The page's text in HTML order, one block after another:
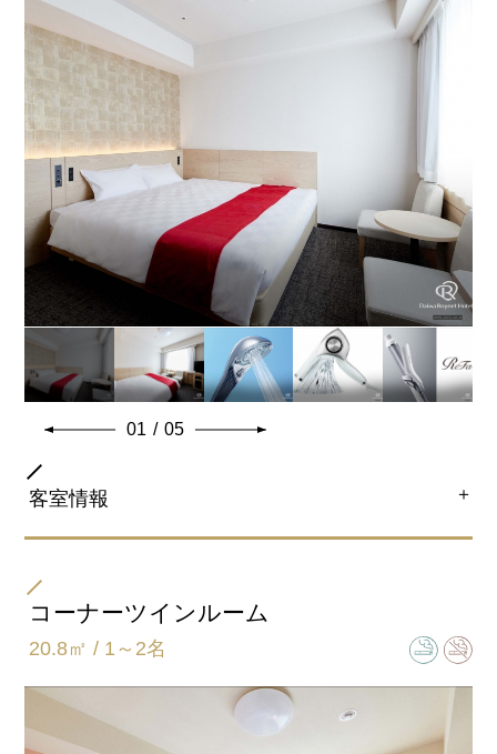
バスタイプ
ユニットバス
特徴
40インチ液晶テレビ
3つのReFa製品でワンランク上の美しさを体感できる！
・ReFa FINE BUBBLE S(シャワーヘッド)
・ReFa BEAUTECH DRYER PRO(ドライヤー)
・ReFa BEAUTECH CURL IRON(カールアイロン)
2階～8階の角部屋に位置しています。
※ベビーベッド・エキストラベッドの設置ができないお
部屋タイプでございます。
共通客室設備・アメニティ
01 / 05
客室情報 ＋
ダブル
168cmｘ203cm
コーナーツインルーム
20.8㎡ / 1～2名